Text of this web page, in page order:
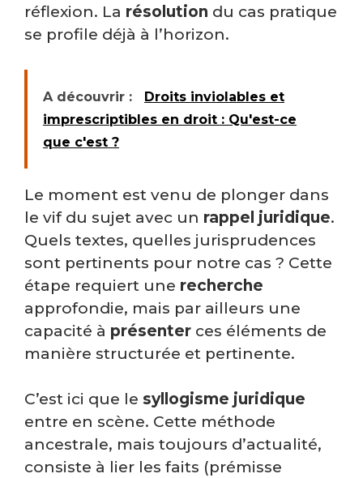
réflexion. La résolution du cas pratique
se profile déjà à l’horizon.
A découvrir :
Droits inviolables et
imprescriptibles en droit : Qu'est-ce
que c'est ?
Le moment est venu de plonger dans
le vif du sujet avec un rappel juridique.
Quels textes, quelles jurisprudences
sont pertinents pour notre cas ? Cette
étape requiert une recherche
approfondie, mais par ailleurs une
capacité à présenter ces éléments de
manière structurée et pertinente.
C’est ici que le syllogisme juridique
entre en scène. Cette méthode
ancestrale, mais toujours d’actualité,
consiste à lier les faits (prémisse